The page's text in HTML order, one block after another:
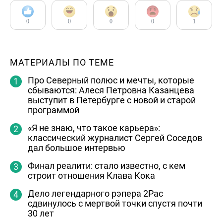
0 0 0 0 1
МАТЕРИАЛЫ ПО ТЕМЕ
Про Северный полюс и мечты, которые
сбываются: Алеся Петровна Казанцева
выступит в Петербурге с новой и старой
программой
«Я не знаю, что такое карьера»:
классический журналист Сергей Соседов
дал большое интервью
Финал реалити: стало известно, с кем
строит отношения Клава Кока
Дело легендарного рэпера 2Pac
сдвинулось с мертвой точки спустя почти
30 лет